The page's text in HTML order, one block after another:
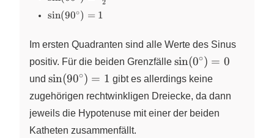
{2}
\frac{\sqrt{3}}
\sin(90^\circ)
sin(90∘) = 1
Im ersten Quadranten sind alle Werte des Sinus
positiv. Für die beiden Grenzfälle \sin(0^\circ)
= 0
sin(0∘) = 0
und \sin(90^\circ)
= 1
sin(90∘) = 1 gibt es allerdings keine
zugehörigen rechtwinkligen Dreiecke, da dann
jeweils die Hypotenuse mit einer der beiden
Katheten zusammenfällt.